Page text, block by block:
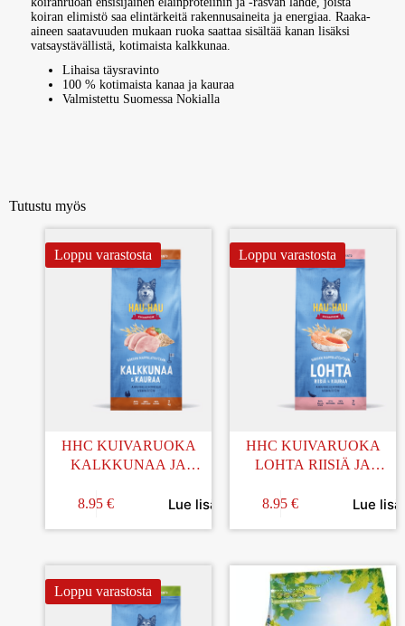
koiran elimistö saa elintärkeitä rakennusaineita ja energiaa. Raaka-
aineen saatavuuden mukaan ruoka saattaa sisältää kanan lisäksi
vatsaystävällistä, kotimaista kalkkunaa.
Lihaisa täysravinto
100 % kotimaista kanaa ja kauraa
Valmistettu Suomessa Nokialla
Tutustu myös
Loppu varastosta
HHC KUIVARUOKA
KALKKUNAA JA
8.95 € Lue lisää
Loppu varastosta
HHC KUIVARUOKA
LOHTA RIISIÄ JA
KOIRILLE 2KG
8.95 € Lue
Loppu varastosta